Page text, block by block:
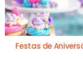
Festas de